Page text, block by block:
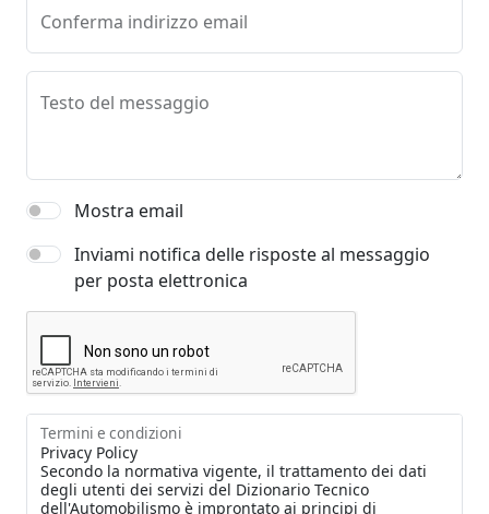
Conferma indirizzo email
Testo del messaggio
Mostra email
Inviami notifica delle risposte al messaggio
per posta elettronica
Termini e condizioni